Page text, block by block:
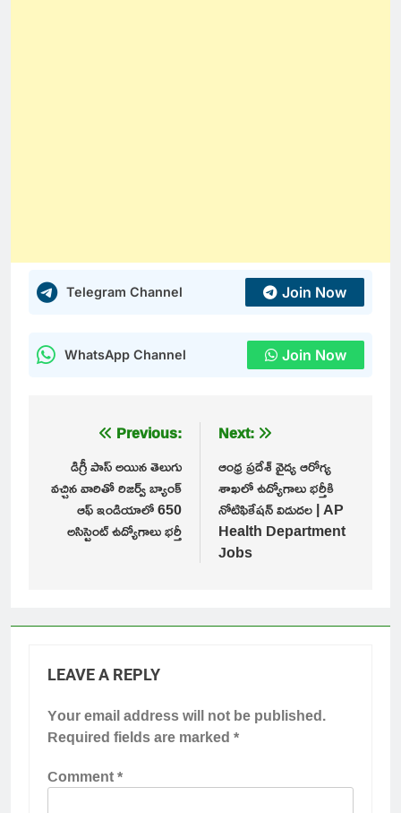
Telegram Channel Join Now
WhatsApp Channel Join Now
navigation
Previous:
డిగ్రీ పాస్ అయిన తెలుగు
వచ్చిన వారితో రిజర్వ్ బ్యాంక్
ఆఫ్ ఇండియాలో 650
అసిస్టెంట్ ఉద్యోగాలు భర్తీ
Next:
ఆంధ్ర ప్రదేశ్ వైద్య ఆరోగ్య
శాఖలో ఉద్యోగాలు భర్తీకి
నోటిఫికేషన్ విడుదల | AP
Health Department
Jobs
LEAVE A REPLY
Your email address will not be published.
Required fields are marked*
Comment*